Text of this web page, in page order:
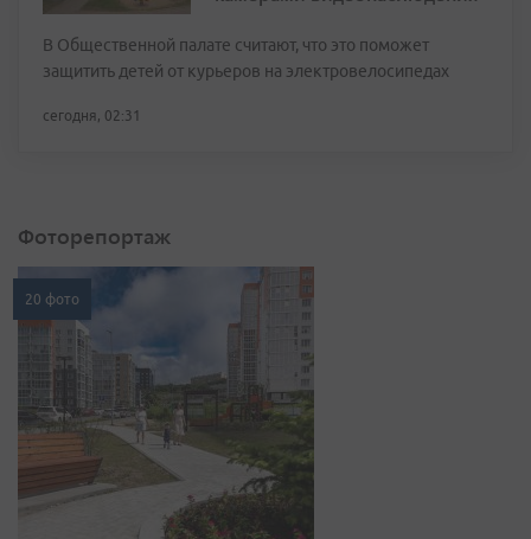
В Общественной палате считают, что это поможет
защитить детей от курьеров на электровелосипедах
сегодня, 02:31
Фоторепортаж
20 фото